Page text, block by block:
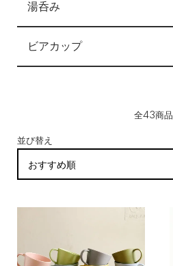
湯呑み
ビアカップ
全43商品
並び替え